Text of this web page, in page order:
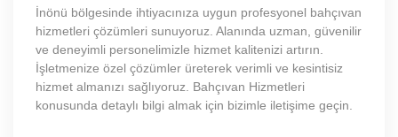
İnönü bölgesinde ihtiyacınıza uygun profesyonel bahçıvan
hizmetleri çözümleri sunuyoruz. Alanında uzman, güvenilir
ve deneyimli personelimizle hizmet kalitenizi artırın.
İşletmenize özel çözümler üreterek verimli ve kesintisiz
hizmet almanızı sağlıyoruz. Bahçıvan Hizmetleri
konusunda detaylı bilgi almak için bizimle iletişime geçin.